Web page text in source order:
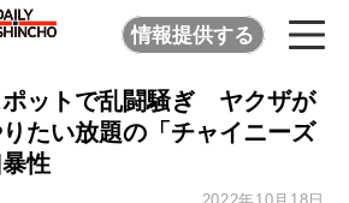
情報提供する
ポットで乱闘騒ぎ ヤクザが
たい放題の「チャイニーズ
性